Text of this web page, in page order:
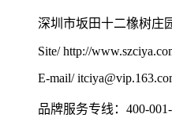
深圳市坂田十二橡树庄
Site/ http://
E-mail/
品牌服务专线：400-001-